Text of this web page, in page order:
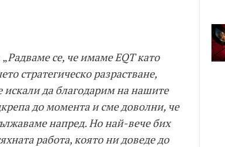
„Радваме се, че имаме EQT като
стратегическо разрастване,
да благодарим на нашите
до момента и сме доволни, че
напред. Но най-вече бих
работа, която ни доведе до